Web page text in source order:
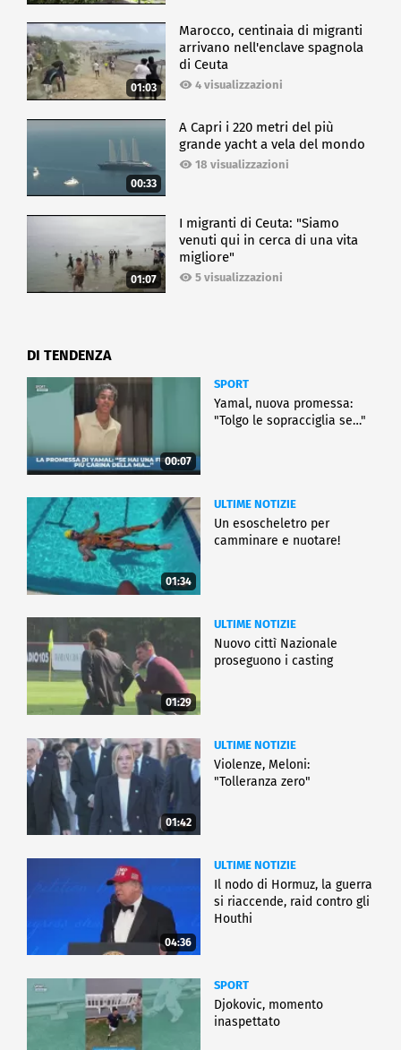
01:03
Marocco, centinaia di migranti
arrivano nell'enclave spagnola
di Ceuta
4 visualizzazioni
00:33
A Capri i 220 metri del più
grande yacht a vela del mondo
18 visualizzazioni
01:07
I migranti di Ceuta: "Siamo
venuti qui in cerca di una vita
migliore"
5 visualizzazioni
DI TENDENZA
00:07
SPORT
Yamal, nuova promessa:
"Tolgo le sopracciglia se…"
01:34
ULTIME NOTIZIE
Un esoscheletro per
camminare e nuotare!
01:29
ULTIME NOTIZIE
Nuovo cittì Nazionale
proseguono i casting
01:42
ULTIME NOTIZIE
Violenze, Meloni:
"Tolleranza zero"
04:36
ULTIME NOTIZIE
Il nodo di Hormuz, la guerra
si riaccende, raid contro gli
Houthi
SPORT
Djokovic, momento
inaspettato